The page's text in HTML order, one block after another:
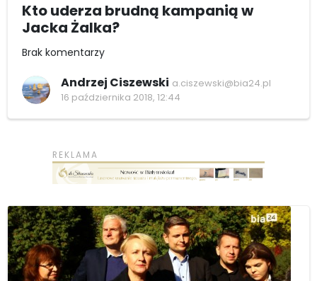
Kto uderza brudną kampanią w
Jacka Żalka?
Brak komentarzy
Andrzej Ciszewski a.ciszewski@bia24.pl
16 października 2018, 12:44